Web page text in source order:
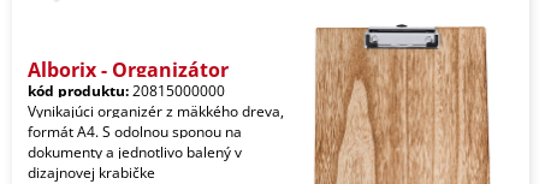
Alborix - Organizátor
kód produktu:20815000000
Vynikajúci organizér z mäkkého dreva,
formát A4. S odolnou sponou na
dokumenty a jednotlivo balený v
dizajnovej krabičke